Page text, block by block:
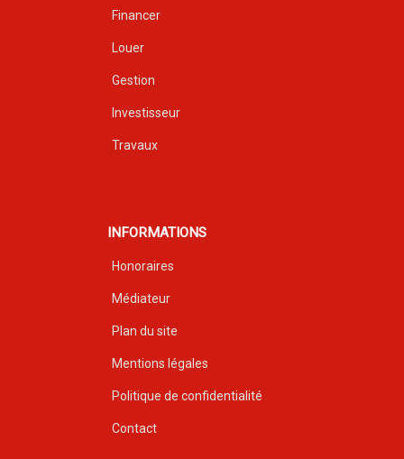
Financer
Louer
Gestion
Investisseur
Travaux
INFORMATIONS
Honoraires
Médiateur
Plan du site
Mentions légales
Politique de confidentialité
Contact